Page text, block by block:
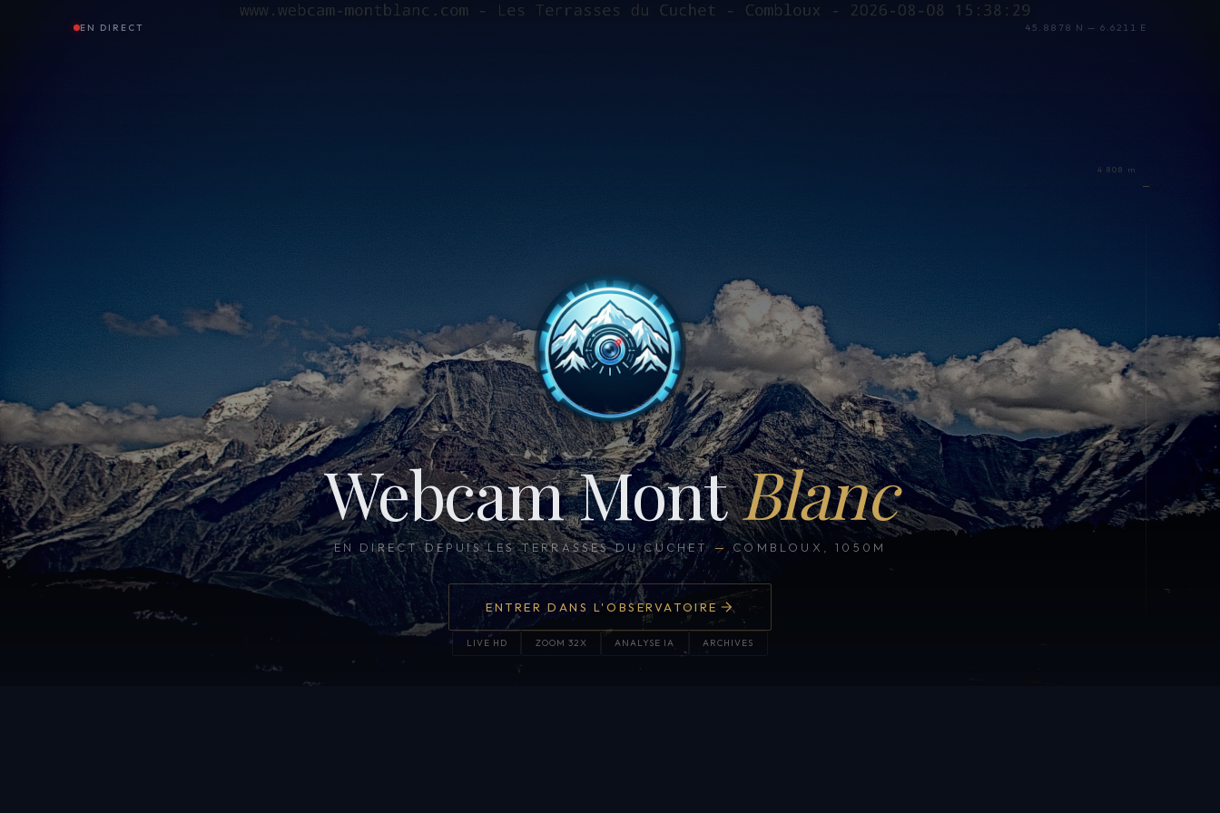
EN DIRECT 45.8878 N — 6.6211 E
Webcam MontBlanc
EN DIRECT DEPUIS LES TERRASSES DU CUCHET — COMBLOUX, 1050M
ENTRER DANS L'OBSERVATOIRE
LIVE HD ZOOM 32X ANALYSE IA ARCHIVES